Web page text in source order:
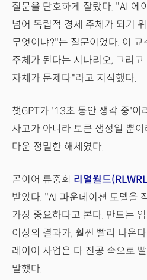
질문을 단호하게 잘랐다. "AI 에
넘어 독립적 경제 주체가 되기
무엇이냐?"는 질문이었다. 이 교
주체가 된다는 시나리오, 그리
자체가 문제다"라고 지적했다.
챗GPT가 '13초 동안 생각 중'이
사고가 아니라 토큰 생성일 뿐
다운 정밀한 해체였다.
곧이어 류중희 리얼월드
받았다. "AI 파운데이션 모델을
가장 중요하다고 본다. 만드는
이상의 결과가, 훨씬 빨리 나온
레이어 사업은 다 진공 속으로
말했다.